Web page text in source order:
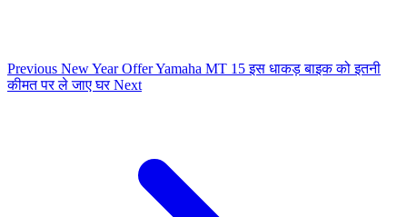
Previous New Year Offer Yamaha MT 15 इस धाकड़ बाइक को इतनी
कीमत पर ले जाए घरNext